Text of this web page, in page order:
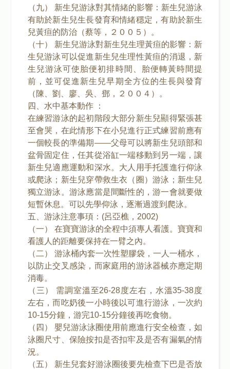
（九） 新生兒游泳對其情緒的影響：新生兒游泳
有助於新生兒生長發育和情緒穩定，有助於新生
兒黃疸的防治（蔡等，２００５）。
（十） 新生兒游泳對新生兒生理黃疸的影響：新
生兒游泳可以促進新生兒生理性黃疸的消退，新
生兒游泳可使胎便初排時間、胎便轉黃時間提
前，並可促進新生兒早期全方位的生長與發育
（陳、劉、廖、吳、鄧，２００４）。
四、水中基本動作 ：
在練習游泳的起初階段大部分新生兒顯得緊張甚
至會哭，在此情形下在小兒進行正式練習前應有
一個較長的準備期——父母可以將新生兒頭部和
盆骨固定住，任其從浴缸一端移動到另一端，讓
新生兒適應運動和深水。大人用手托護進行仰泳
或爬泳；新生兒穿帶救生衣（圈）游泳；新生兒
獨立游泳。游泳應當是間斷性的，游一會就要做
短暫休息。可以先學仰泳，逐漸過渡到爬泳。
五、游泳注意事頊：(呂亞樵，2002)
（一） 在寶寶游泳的全程中須專人看護。寶寶和
看護人的距離要保持在一臂之內。
（二） 游泳桶內套一次性塑膠袋，一人一桶水，
以防止交叉感染，而家庭用的游泳器械亦應定期
消毒。
（三） 需調室溫至26-28度左右，水溫35-38度
左右，而吃奶後一小時後以可進行游泳，一次約
10-15分鐘，游完10-15分鐘後再吃食物。
（四） 嬰兒游泳泳圈使用前應進行安全檢查，如
泳圈尺寸、保險按扣是否扣牢及是否有漏氣的情
況。
（五） 新生兒套好游泳圈後要先檢查下巴是否放